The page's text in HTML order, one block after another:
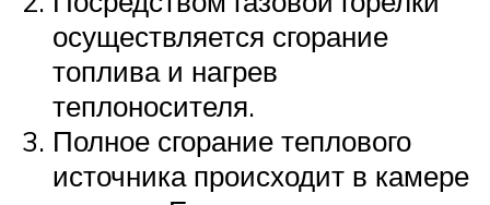
осуществляется сгорание
топлива и нагрев
теплоносителя.
Полное сгорание теплового
источника происходит в камере